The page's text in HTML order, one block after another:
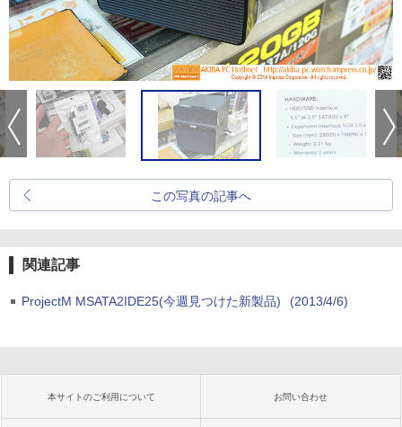
この写真の記事へ
関連記事
ProjectM MSATA2IDE25(今週見つけた新製品) (2013/4/6)
本サイトのご利用について お問い合わせ